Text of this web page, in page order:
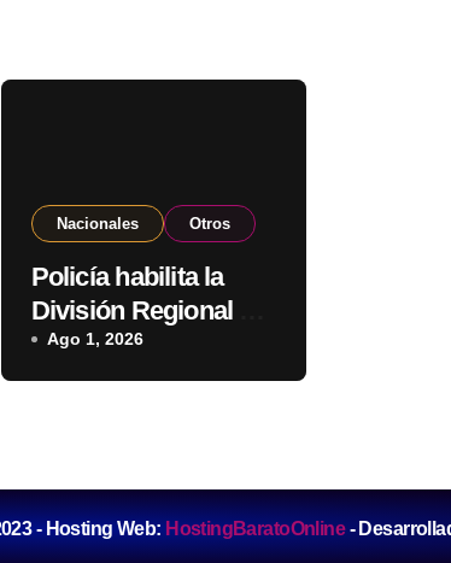
Nacionales Otros
Policía habilita la
División Regional de
Lucha contra el
Abigeato en
Ago 1, 2026
- Hosting Web: HostingBaratoOnline-